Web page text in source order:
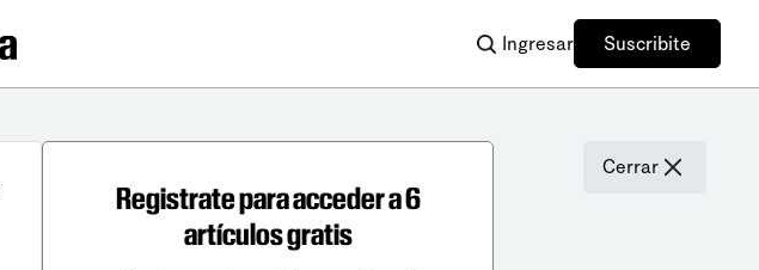
Ingresar Suscribite
Cerrar
Registrate para acceder a 6
artículos gratis